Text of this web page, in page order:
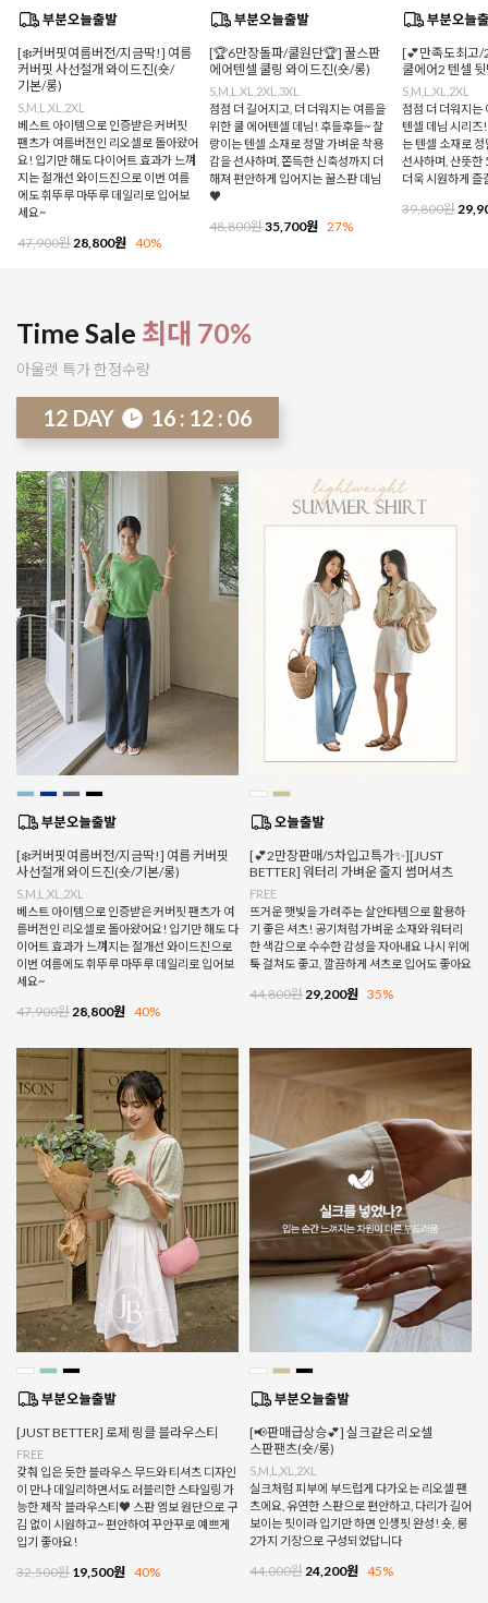
[❄️커버핏여름버전/지금딱!] 여름
커버핏 사선절개 와이드진(숏/
기본/롱)
S,M,L,XL,2XL
베스트 아이템으로 인증받은 커버핏
팬츠가 여름버전인 리오셀로 돌아왔어
요! 입기만 해도 다이어트 효과가 느껴
지는 절개선 와이드진으로 이번 여름
에도 휘뚜루 마뚜루 데일리로 입어보
세요~
47,900원 28,800원 40%
[🏆6만장돌파/쿨원단🏆] 꿀스판
에어텐셀 쿨링 와이드진(숏/롱)
S,M,L,XL,2XL,3XL
점점 더 길어지고, 더 더워지는 여름을
위한 쿨 에어텐셀 데님! 후들후들~ 찰
랑이는 텐셀 소재로 정말 가벼운 착용
감을 선사하며, 쫀득한 신축성까지 더
해져 편안하게 입어지는 꿀스판 데님
♥
48,800원35,700원 27%
[💕만족도최고/
쿨에어2 텐셀
S,M,L,XL,2XL
점점 더 더워지는
텐셀 데님 시리즈
는 텐셀 소재로
선사하며, 산뜻한
더욱 시원하게
39,800원
Time Sale 최대 70%
아울렛 특가 한정수량
12 DAY 16 : 11 : 58
[❄️커버핏여름버전/지금딱!] 여름 커버핏
사선절개 와이드진(숏/기본/롱)
S,M,L,XL,2XL
베스트 아이템으로 인증받은 커버핏 팬츠가 여
름버전인 리오셀로 돌아왔어요! 입기만 해도 다
이어트 효과가 느껴지는 절개선 와이드진으로
이번 여름에도 휘뚜루 마뚜루 데일리로 입어보
세요~
47,900원 28,800원 40%
[💕2만장판매/5차입고특가✨][JUST
BETTER] 워터리 가벼운 줄지 썸머셔츠
FREE
뜨거운 햇빛을 가려주는 살안타템으로 활용하
기 좋은 셔츠! 공기처럼 가벼운 소재와 워터리
한 색감으로 수수한 감성을 자아내요 나시 위에
툭 걸쳐도 좋고, 깔끔하게 셔츠로 입어도 좋아요
44,800원 29,200원 35%
[JUST BETTER] 로제 링클 블라우스티
FREE
갖춰 입은 듯한 블라우스 무드와 티셔츠 디자인
이 만나 데일리하면서도 러블리한 스타일링 가
능한 제작 블라우스티♥ 스판 엠보 원단으로 구
김 없이 시원하고~ 편안하여 꾸안꾸로 예쁘게
입기 좋아요!
32,500원 19,500원 40%
[📢판매급상승💕] 실크같은 리오셀
스판팬츠(숏/롱)
S,M,L,XL,2XL
실크처럼 피부에 부드럽게 다가오는 리오셀 팬
츠에요, 유연한 스판으로 편안하고, 다리가 길어
보이는 핏이라 입기만 하면 인생핏 완성! 숏, 롱
2가지 기장으로 구성되었답니다
44,000원 24,200원 45%